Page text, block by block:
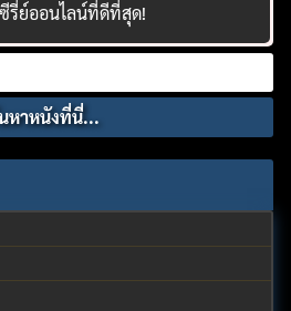
ย์ออนไลน์ที่ดีที่สุด!